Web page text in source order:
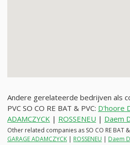
Andere gerelateerde bedrijven als
PVC SO CO RE BAT & PVC: D'hoore
ADAMCZYCK | ROSSENEU | Daem
Other related companies as SO CO RE BAT &
GARAGE ADAMCZYCK | ROSSENEU | Daem